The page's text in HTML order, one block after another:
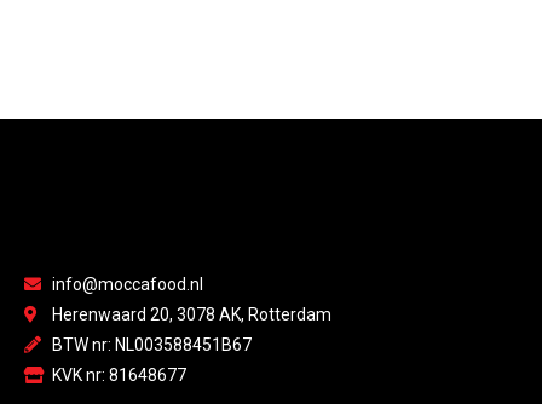
info@moccafood.nl
Herenwaard 20, 3078 AK, Rotterdam
BTW nr: NL003588451B67
KVK nr: 81648677